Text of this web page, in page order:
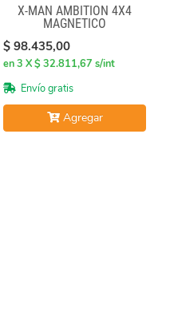
X-MAN AMBITION 4X4
MAGNETICO
$ 98.435,00
en 3 X $ 32.811,67 s/int
Envío gratis
Agregar